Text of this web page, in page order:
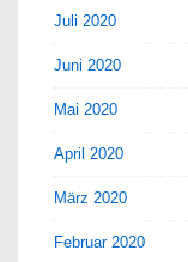
Juli 2020
Juni 2020
Mai 2020
April 2020
März 2020
Februar 2020